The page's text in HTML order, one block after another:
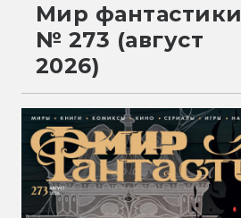
Мир фантастики
№ 273 (август
2026)